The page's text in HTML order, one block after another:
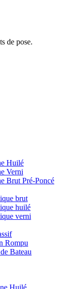
de pose.
Huilé
Verni
Brut Pré-Poncé
brut
huilé
verni
Rompu
Bateau
Huilé